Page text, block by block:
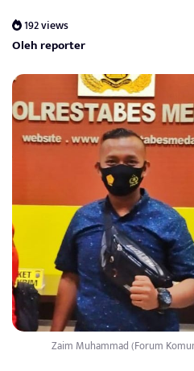
192 views
Oleh reporter
Zaim Muhammad (Forum